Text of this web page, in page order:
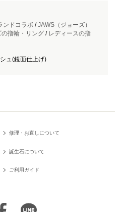
ンドコラボ /JAWS（ジョーズ）
の指輪・リング/ レディースの指
ュ(鏡面仕上げ)
修理・お直しについて
誕生石について
ご利用ガイド